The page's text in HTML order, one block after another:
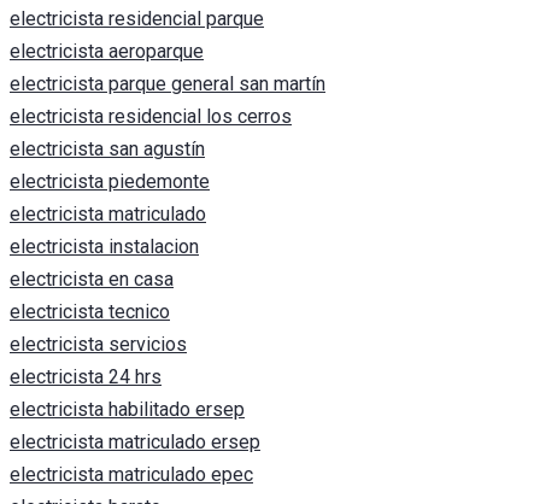
electricista residencial parque
electricista aeroparque
electricista parque general san martín
electricista residencial los cerros
electricista san agustín
electricista piedemonte
electricista matriculado
electricista instalacion
electricista en casa
electricista tecnico
electricista servicios
electricista 24 hrs
electricista habilitado ersep
electricista matriculado ersep
electricista matriculado epec